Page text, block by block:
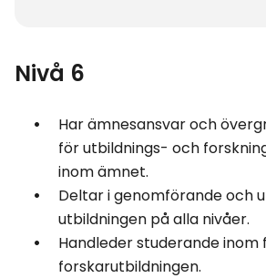
Nivå 6
Har ämnesansvar och
för utbildnings- och
inom ämnet.
Deltar i genomförande och
utbildningen på alla nivåer.
Handleder studerande inom
forskarutbildningen.